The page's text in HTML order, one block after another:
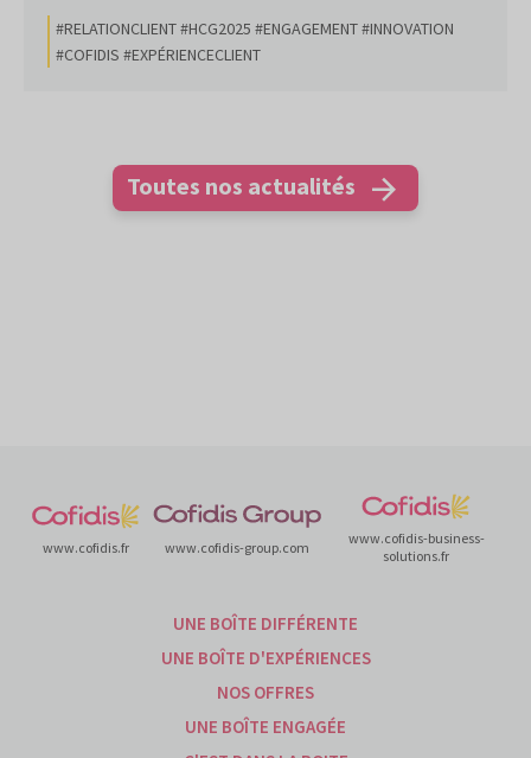
#RELATIONCLIENT #HCG2025 #ENGAGEMENT #INNOVATION
#COFIDIS #EXPÉRIENCECLIENT
Toutes nos actualités
www.cofidis.fr www.cofidis-group.com
www.cofidis-business-
solutions.fr
UNE BOÎTE DIFFÉRENTE
UNE BOÎTE D'EXPÉRIENCES
NOS OFFRES
UNE BOÎTE ENGAGÉE